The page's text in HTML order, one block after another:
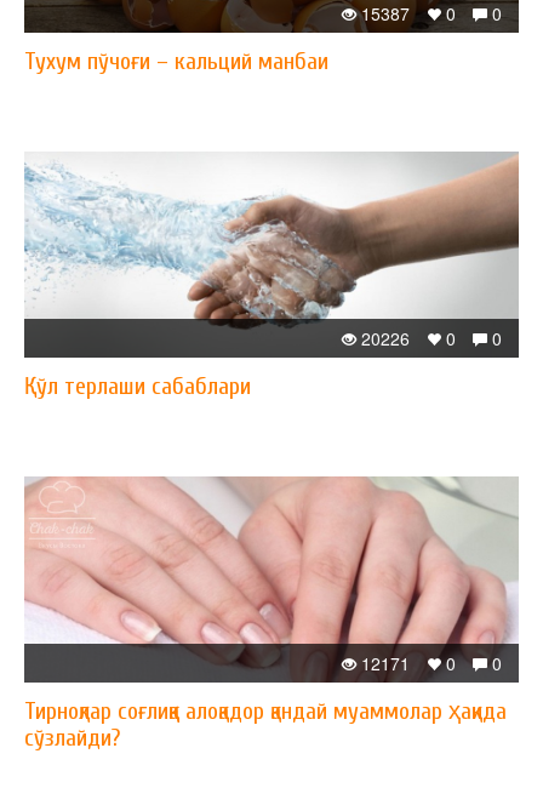
0
0
15387
Тухум пўчоғи – кальций манбаи
0
0
20226
Қўл терлаши сабаблари
0
0
12171
Тирноқлар соғлиққа алоқадор қандай муаммолар ҳақида
сўзлайди?